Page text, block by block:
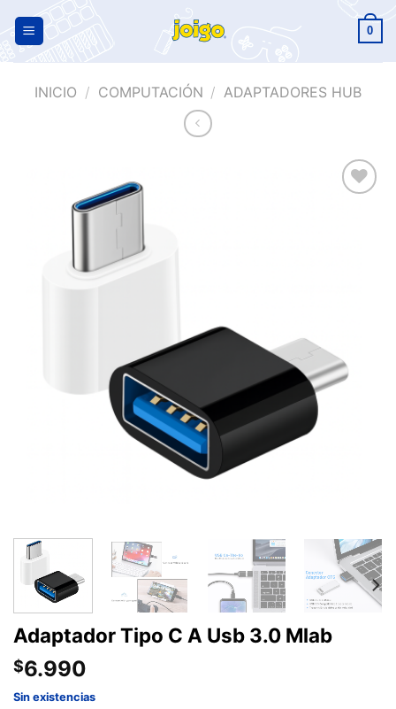
0
INICIO / COMPUTACIÓN / ADAPTADORES HUB
Adaptador Tipo C A Usb 3.0 Mlab
$6.990
Sin existencias